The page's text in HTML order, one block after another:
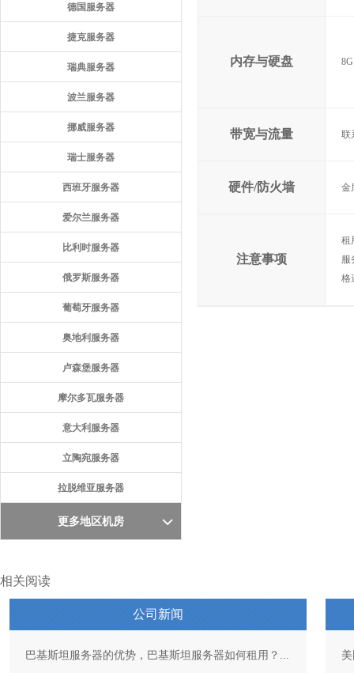
德国服务器
捷克服务器
瑞典服务器
波兰服务器
挪威服务器
瑞士服务器
西班牙服务器
爱尔兰服务器
比利时服务器
俄罗斯服务器
葡萄牙服务器
奥地利服务器
卢森堡服务器
摩尔多瓦服务器
意大利服务器
立陶宛服务器
拉脱维亚服务器
更多地区机房
内存与硬盘
带宽与流量 联
硬件/防火墙 金
注意事项
租
服
格
相关阅读
公司新闻
巴基斯坦服务器的优势，巴基斯坦服务器如何租用？...